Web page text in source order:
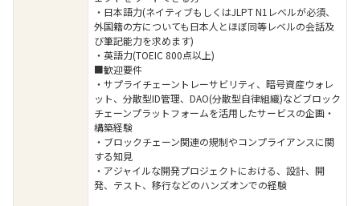
・日本語力(ネイティブもしくはJLPT N1レベルが必須、
外国籍の方についても日本人とほぼ同等レベルの会話及
び筆記能力を求めます)
・英語力(TOEIC 800点以上)
■歓迎要件
・サプライチェーントレーサビリティ、暗号資産ウォレ
ット、分散型ID管理、DAO(分散型自律組織)などブロック
チェーンプラットフォームを活用したサービスの企画・
構築経験
・ブロックチェーン関連の規制やコンプライアンスに関
する知見
・アジャイルな開発プロジェクトにおける、設計、開
発、テスト、移行などのハンズオンでの経験